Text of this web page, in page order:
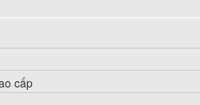
cấp